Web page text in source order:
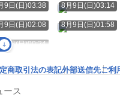
9日(日)03:38 8月9日(日)03:14
9日(日)02:08 8月9日(日)01:58
9日(日)00:24
商取引法の表記外部送信先ご利
ース